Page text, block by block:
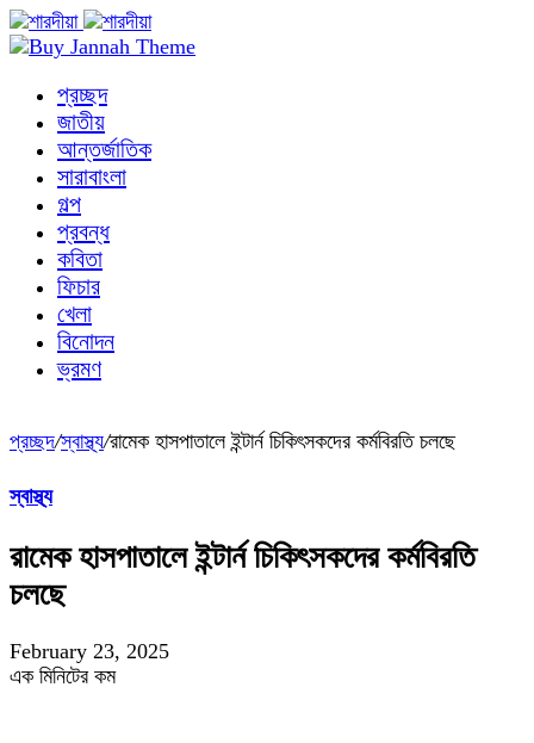
প্রচ্ছদ
জাতীয়
আন্তর্জাতিক
সারাবাংলা
গল্প
প্রবন্ধ
কবিতা
ফিচার
খেলা
বিনোদন
ভ্রমণ
প্রচ্ছদ/স্বাস্থ্য/রামেক হাসপাতালে ইন্টার্ন চিকিৎসকদের কর্মবিরতি চলছে
স্বাস্থ্য
রামেক হাসপাতালে ইন্টার্ন চিকিৎসকদের কর্মবিরতি
চলছে
February 23, 2025
এক মিনিটের কম